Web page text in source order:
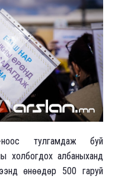
ноос тулгамдаж буй
холбогдох албаныханд
өнөөдөр 500 гаруй